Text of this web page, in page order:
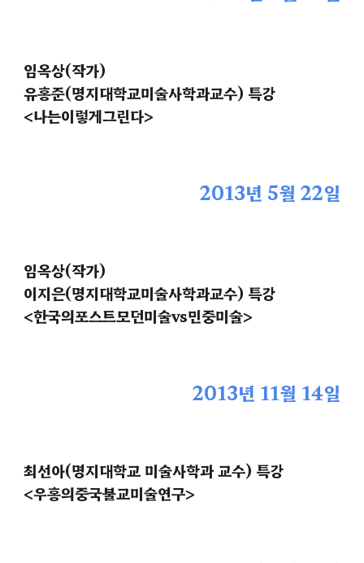
임옥상(작가)
유홍준(명지대학교미술사학과교수) 특강
<나는이렇게그린다>
2013년 5월 22일
임옥상(작가)
이지은(명지대학교미술사학과교수) 특강
<한국의포스트모던미술vs민중미술>
2013년 11월 14일
최선아(명지대학교 미술사학과 교수) 특강
<우홍의중국불교미술연구>